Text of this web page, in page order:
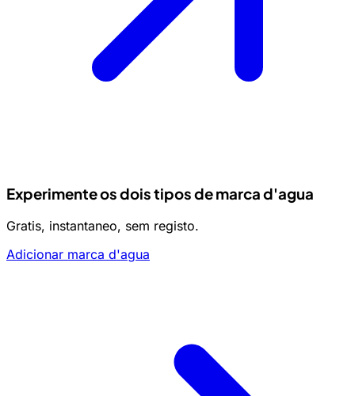
Experimente os dois tipos de marca d'agua
Gratis, instantaneo, sem registo.
Adicionar marca d'agua